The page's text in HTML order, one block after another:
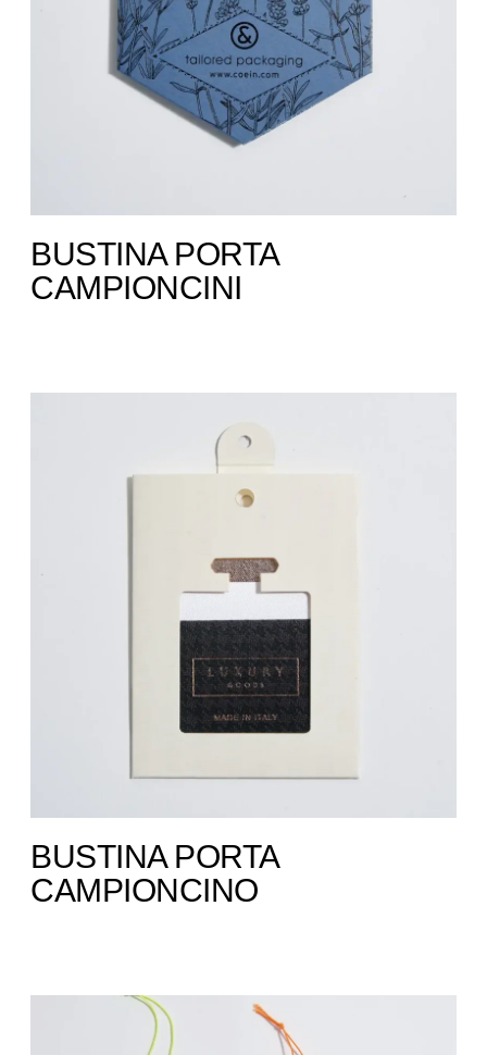
BUSTINA PORTA
CAMPIONCINI ​
BUSTINA PORTA
CAMPIONCINO